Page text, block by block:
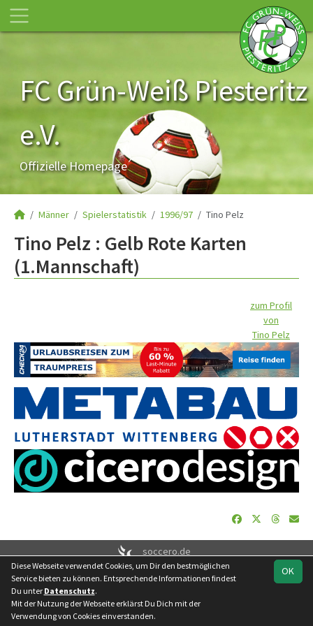
FC Grün-Weiß Piesteritz
e.V.
Offizielle Homepage
Männer Spielerstatistik 1996/97 Tino Pelz
Tino Pelz : Gelb Rote Karten
(1.Mannschaft)
zum Profil
von
Tino Pelz
soccero.de
© 2006 - 2026
Besucherstatistik Geburtstage Impressum
Datenschutz
Kontakt
OK
Diese Webseite verwendet Cookies, um Dir den bestmöglichen
Service bieten zu können. Entsprechende Informationen findest
Du unter Datenschutz.
Mit der Nutzung der Webseite erklärst Du Dich mit der
Verwendung von Cookies einverstanden.